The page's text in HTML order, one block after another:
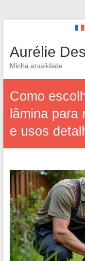
Aurélie
Minha atualidade
Como
lâmina para
e usos